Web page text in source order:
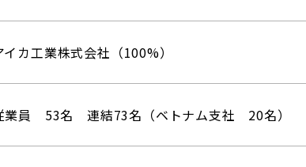
イカ工業株式会社（100%）
業員 53名 連結73名（ベトナム支社 20名）